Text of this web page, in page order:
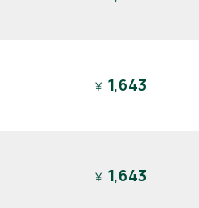
￥ 1,643
￥ 1,643